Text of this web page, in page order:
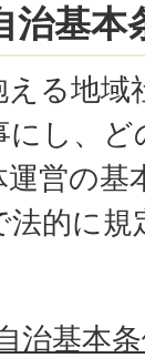
治基本
える地
にし、
運営の基
法的に
治基本